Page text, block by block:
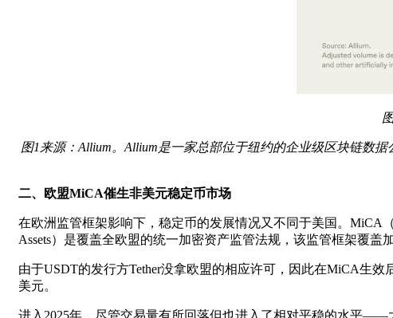
图1来源：Allium。Allium是一家总部位于纽约的企业级区块链数
二、欧盟MiCA催生非美元稳定币市场
在欧洲监管框架影响下，稳定币的发展情况又不同于美国。MiCA（
Assets）是覆盖全欧盟的统一加密资产监管法规，该监管框架覆盖
由于USDT的发行方Tether没拿欧盟的相应许可，因此在MiCA生
美元。